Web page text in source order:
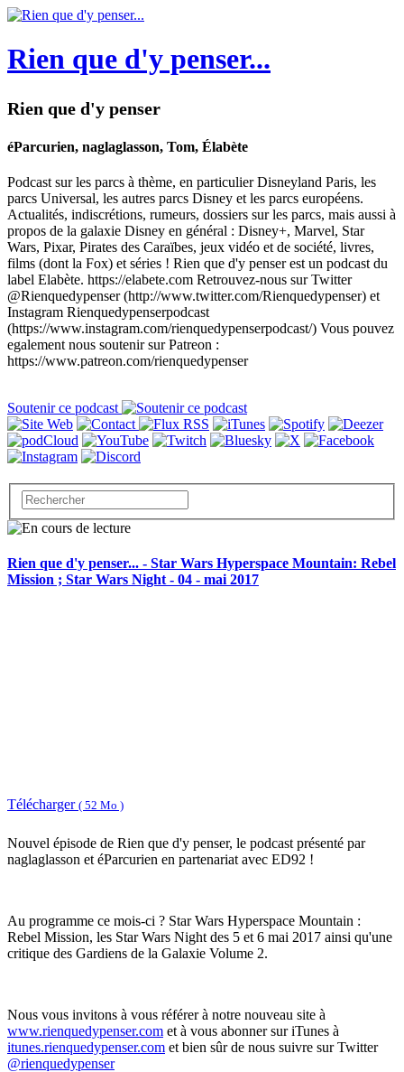
Rien que d'y penser...
Rien que d'y penser
éParcurien, naglaglasson, Tom, Élabète
Podcast sur les parcs à thème, en particulier Disneyland Paris, les
parcs Universal, les autres parcs Disney et les parcs européens.
Actualités, indiscrétions, rumeurs, dossiers sur les parcs, mais aussi à
propos de la galaxie Disney en général : Disney+, Marvel, Star
Wars, Pixar, Pirates des Caraïbes, jeux vidéo et de société, livres,
films (dont la Fox) et séries ! Rien que d'y penser est un podcast du
label Elabète. https://elabete.com Retrouvez-nous sur Twitter
@Rienquedypenser (http://www.twitter.com/Rienquedypenser) et
Instagram Rienquedypenserpodcast
(https://www.instagram.com/rienquedypenserpodcast/) Vous pouvez
egalement nous soutenir sur Patreon :
https://www.patreon.com/rienquedypenser
Soutenir ce podcast
Rien que d'y penser... - Star Wars Hyperspace Mountain: Rebel
Mission ; Star Wars Night - 04 - mai 2017
Télécharger ( 52 Mo )
Nouvel épisode de Rien que d'y penser, le podcast présenté par
naglaglasson et éParcurien en partenariat avec ED92 !
Au programme ce mois-ci ? Star Wars Hyperspace Mountain :
Rebel Mission, les Star Wars Night des 5 et 6 mai 2017 ainsi qu'une
critique des Gardiens de la Galaxie Volume 2.
Nous vous invitons à vous référer à notre nouveau site à
www.rienquedypenser.com et à vous abonner sur iTunes à
itunes.rienquedypenser.com et bien sûr de nous suivre sur Twitter
@rienquedypenser